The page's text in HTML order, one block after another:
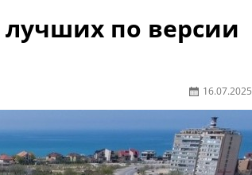
по версии
16.07.2025